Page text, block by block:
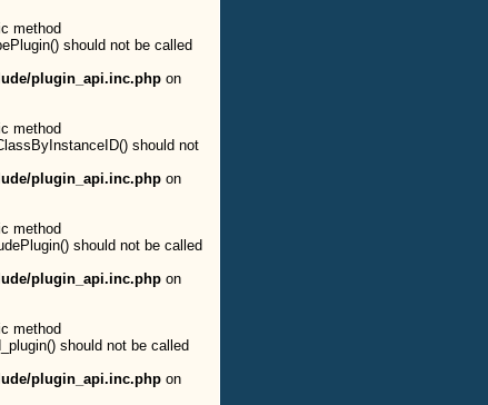
method
should not be called
plugin_api.inc.php on
method
should not
plugin_api.inc.php on
method
should not be called
plugin_api.inc.php on
method
should not be called
plugin_api.inc.php on